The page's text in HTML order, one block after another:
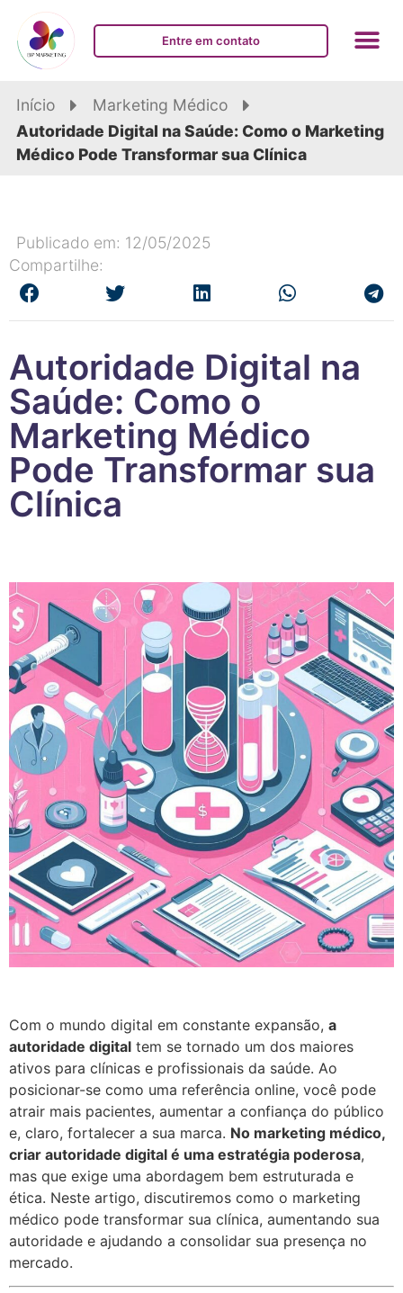
Entre em contato
Início
Marketing Médico
Autoridade Digital na Saúde: Como o Marketing
Médico Pode Transformar sua Clínica
Publicado em: 12/05/2025
Compartilhe:
Autoridade Digital na
Saúde: Como o
Marketing Médico
Pode Transformar sua
Clínica
Com o mundo digital em constante expansão, a
autoridade digital tem se tornado um dos maiores
ativos para clínicas e profissionais da saúde. Ao
posicionar-se como uma referência online, você pode
atrair mais pacientes, aumentar a confiança do público
e, claro, fortalecer a sua marca. No marketing médico,
criar autoridade digital é uma estratégia poderosa,
mas que exige uma abordagem bem estruturada e
ética. Neste artigo, discutiremos como o marketing
médico pode transformar sua clínica, aumentando sua
autoridade e ajudando a consolidar sua presença no
mercado.